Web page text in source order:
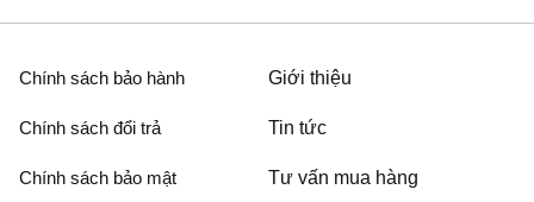
Chính sách bảo hành
Chính sách đổi trả
Chính sách bảo mật
Giới thiệu
Tin tức
Tư vấn mua hàng